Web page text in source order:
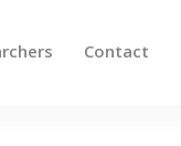
Contact